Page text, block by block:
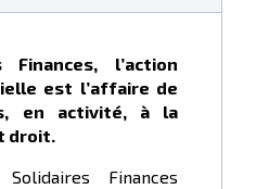
Finances, l’action
est l’affaire de
en activité, à la
droit.
Finances